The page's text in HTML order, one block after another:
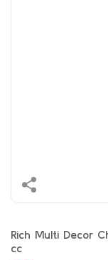
Rich Multi Decor
cc